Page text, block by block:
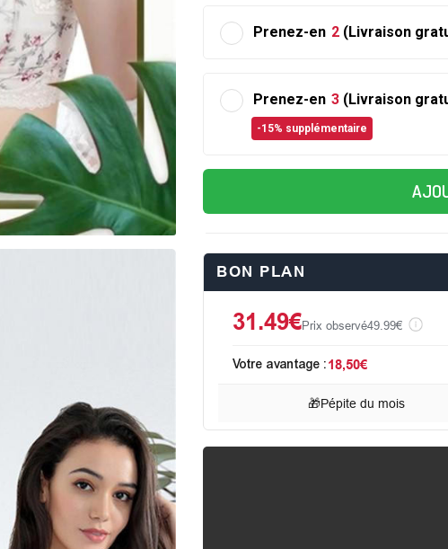
Prenez-en 2 (Livraison
Prenez-en 3 (Livraison
-15% supplémentaire
BON PLAN
31.49€Prix observé49.99€
Votre avantage :18,50€
🎁Pépite du mois